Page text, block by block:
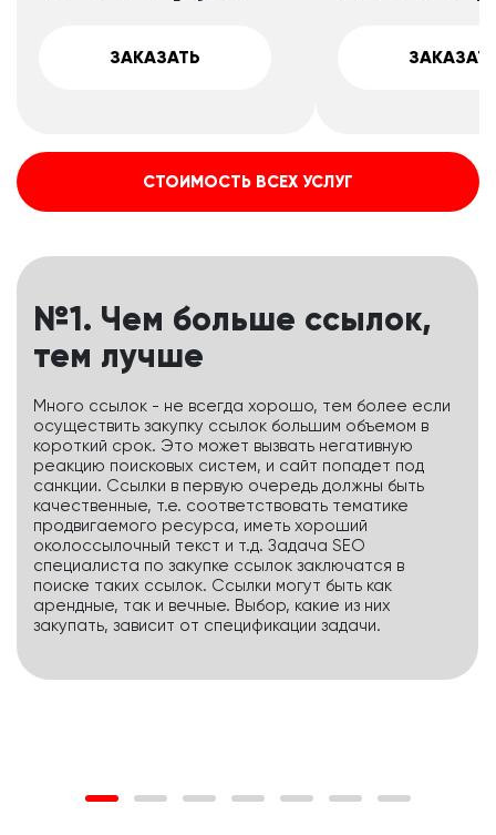
ЗАКАЗАТЬ
СТОИМОСТЬ ВСЕХ УСЛУГ
№1. Чем больше ссылок,
тем лучше
Много ссылок - не всегда хорошо, тем более если
осуществить закупку ссылок большим объемом в
короткий срок. Это может вызвать негативную
реакцию поисковых систем, и сайт попадет под
санкции. Ссылки в первую очередь должны быть
качественные, т.е. соответствовать тематике
продвигаемого ресурса, иметь хороший
околоссылочный текст и т.д. Задача SЕО
специалиста по закупке ссылок заключатся в
поиске таких ссылок. Ссылки могут быть как
арендные, так и вечные. Выбор, какие из них
закупать, зависит от спецификации задачи.